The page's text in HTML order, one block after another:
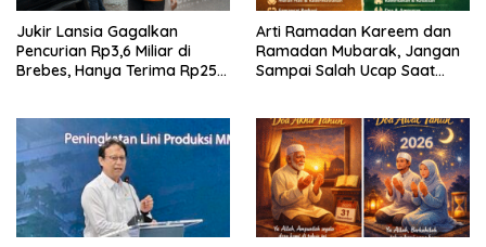
Jukir Lansia Gagalkan
Pencurian Rp3,6 Miliar di
Brebes, Hanya Terima Rp25
Arti Ramadan Kareem dan
Ramadan Mubarak, Jangan
Sampai Salah Ucap Saat